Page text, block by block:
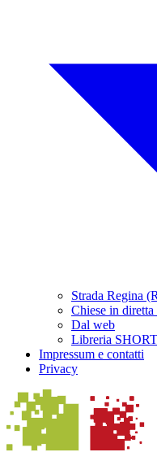
Strada Regina
Chiese in
Dal web
Libreria
Impressum e contatti
Privacy